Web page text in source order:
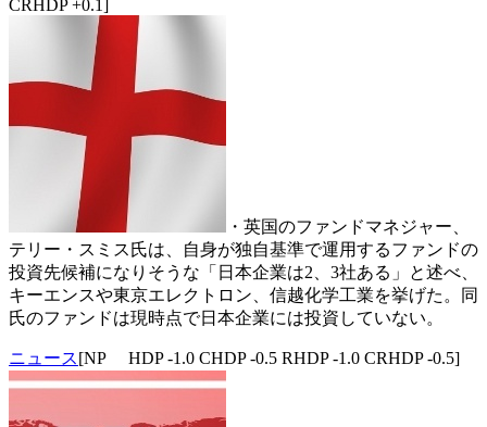
CRHDP +0.1]
・英国のファンドマネジャー、
テリー・スミス氏は、自身が独自基準で運用するファンドの
投資先候補になりそうな「日本企業は2、3社ある」と述べ、
キーエンスや東京エレクトロン、信越化学工業を挙げた。同
氏のファンドは現時点で日本企業には投資していない。
ニュース[NP HDP -1.0 CHDP -0.5 RHDP -1.0 CRHDP -0.5]